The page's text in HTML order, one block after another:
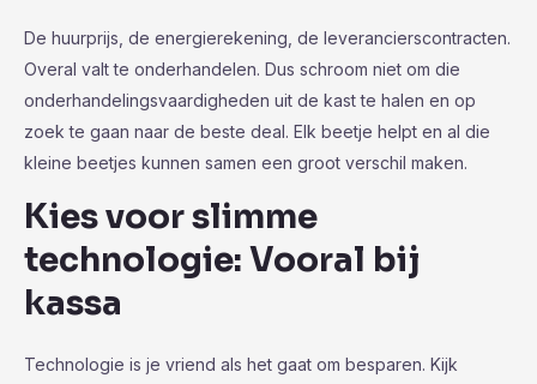
De huurprijs, de energierekening, de leverancierscontracten.
Overal valt te onderhandelen. Dus schroom niet om die
onderhandelingsvaardigheden uit de kast te halen en op
zoek te gaan naar de beste deal. Elk beetje helpt en al die
kleine beetjes kunnen samen een groot verschil maken.
Kies voor slimme
technologie: Vooral bij
kassa
Technologie is je vriend als het gaat om besparen. Kijk